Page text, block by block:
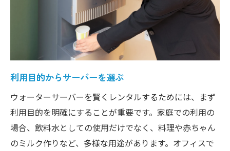
サイズとデザインの重要性
ウォーターサーバーの設置方法
省エネ効果のあるモデルを選ぶ
必要な機能を備えたモデルを探そう
ボトル式と直結式ウォーターサーバーのメリッ
トを比較
ボトル式の利便性とコスト
直結式の持続可能性とコスト
水質の違いを理解する
利用目的からサーバーを選ぶ
ウォーターサーバーを賢くレンタルするためには、まず
利用目的を明確にすることが重要です。家庭での利用の
場合、飲料水としての使用だけでなく、料理や赤ちゃん
のミルク作りなど、多様な用途があります。オフィスで